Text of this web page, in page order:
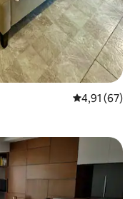
Priemerné
4,91 (67)